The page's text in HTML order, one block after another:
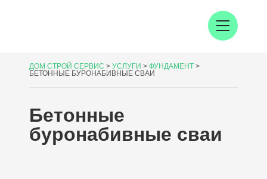
ДОМ СТРОЙ СЕРВИС > УСЛУГИ > ФУНДАМЕНТ >
БЕТОННЫЕ БУРОНАБИВНЫЕ СВАИ
Бетонные
буронабивные сваи